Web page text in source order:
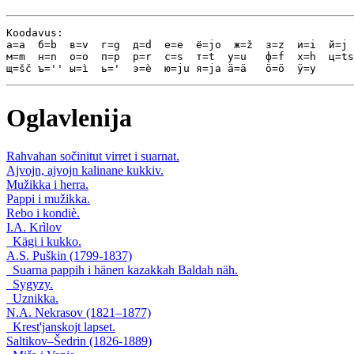
Koodavus:
а=a  б=b  в=v  г=g  д=d  е=e  ё=jo  ж=ž  з=z  и=i
м=m  н=n  о=o  п=p  р=r  с=s  т=t  у=u   ф=f  х=h
Oglavlenija
Rahvahan sočinitut virret i suarnat.
Ajvojn, ajvojn kalinane kukkiv.
Mužikka i herra.
Pappi i mužikka.
Rebo i kondiè.
I.A. Krìlov
Kägi i kukko.
A.S. Puškin (1799-1837)
Suarna pappih i hänen kazakkah Baldah näh.
Sygyzy.
Uznikka.
N.A. Nekrasov (1821–1877)
Krest'janskojt lapset.
Saltikov–Šedrin (1826-1889)